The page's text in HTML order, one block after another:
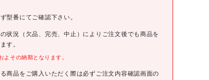
ｯｷｼﾙﾊﾞｰ
(mm):25
型番にてご確認下さい。
状況（欠品、完売、中止）によりご注文後でも商品を
す。
その納期となります。
商品をご購入いただく際は必ずご注文内容確認画面の